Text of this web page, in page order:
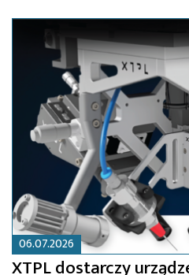
06.07.2026
XTPL dostarczy